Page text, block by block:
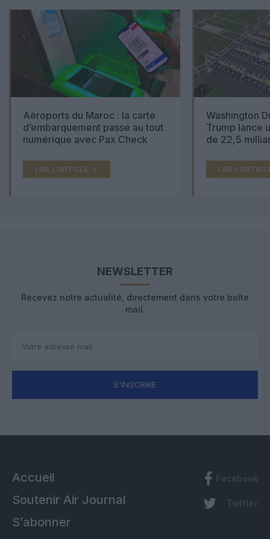
Aéroports du Maroc : la carte
d’embarquement passe au tout
numérique avec Pax Check
LIRE L'ARTICLE
Washington
Trump lance
de 22,5
LIRE
NEWSLETTER
Recevez notre actualité, directement dans votre boîte
mail.
S'INSCRIRE
Accueil
Soutenir Air Journal
S’abonner